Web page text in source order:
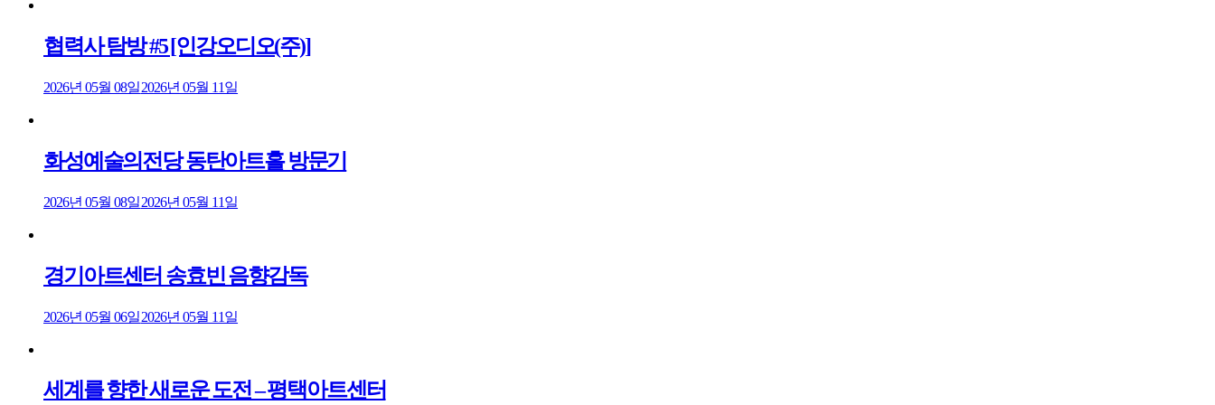
협력사 탐방 #5 [인강오디오(주)]
2026년 05월 08일2026년 05월 11일
화성예술의전당 동탄아트홀 방문기
2026년 05월 08일2026년 05월 11일
경기아트센터 송효빈 음향감독
2026년 05월 06일2026년 05월 11일
세계를 향한 새로운 도전 – 평택아트센터